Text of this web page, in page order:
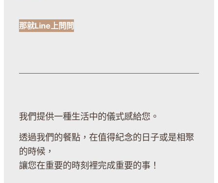
那就Line上問問
我們提供一種生活中的儀式感給您。
透過我們的餐點，在值得紀念的日子或是相聚
的時候，
讓您在重要的時刻裡完成重要的事！